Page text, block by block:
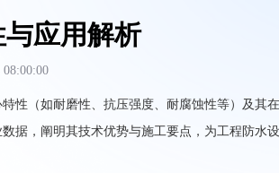
应用解析
08:00:00
性（如耐磨性、抗压强度、耐腐蚀性等）及其
据，阐明其技术优势与施工要点，为工程防水设